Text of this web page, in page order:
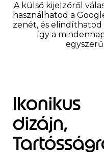
A külső kijelzőről
használhatod a
zenét, és elindíthatod
így a
Ikonikus
dizájn,